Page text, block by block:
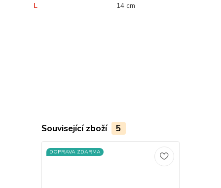
L
14 cm
Související zboží 5
DOPRAVA ZDARMA